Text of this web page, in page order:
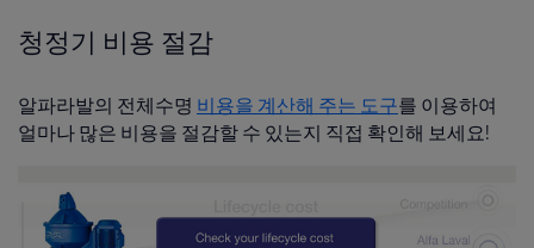
청정기 비용 절감
알파라발의 전체수명 비용을 계산해 주는 도구를 이용하여
얼마나 많은 비용을 절감할 수 있는지 직접 확인해 보세요!